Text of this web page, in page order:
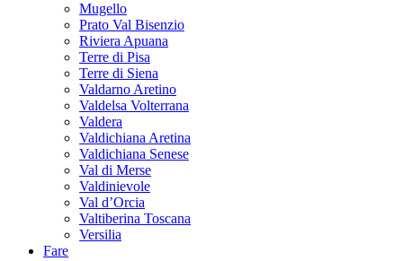
Mugello
Prato Val Bisenzio
Riviera Apuana
Terre di Pisa
Terre di Siena
Valdarno Aretino
Valdelsa Volterrana
Valdera
Valdichiana Aretina
Valdichiana Senese
Val di Merse
Valdinievole
Val d’Orcia
Valtiberina Toscana
Versilia
Fare